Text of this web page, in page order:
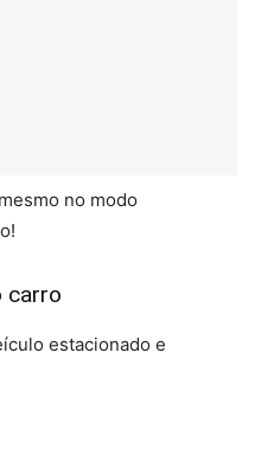
no modo
carro
estacionado e